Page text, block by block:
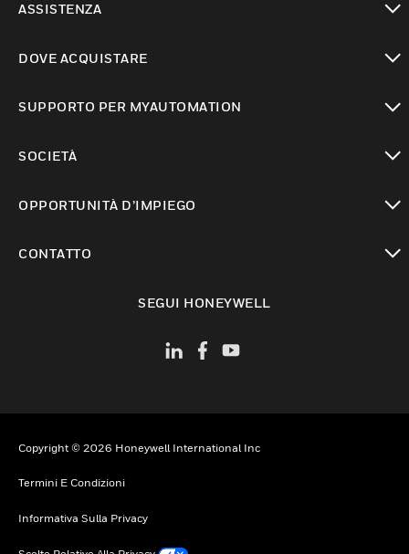
ASSISTENZA
DOVE ACQUISTARE
SUPPORTO PER MYAUTOMATION
SOCIETÀ
OPPORTUNITÀ D’IMPIEGO
CONTATTO
SEGUI HONEYWELL
Copyright © 2026 Honeywell International Inc
Termini E Condizioni
Informativa Sulla Privacy